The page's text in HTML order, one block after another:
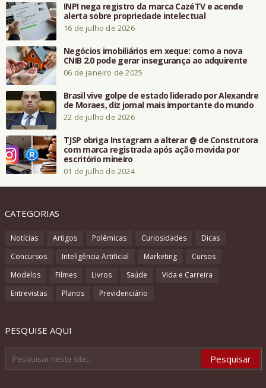
INPI nega registro da marca CazéTV e acende
alerta sobre propriedade intelectual
16 de julho de 2026
Negócios imobiliários em xeque: como a nova
CNIB 2.0 pode gerar insegurança ao adquirente
06 de janeiro de 2025
Brasil vive golpe de estado liderado por Alexandre
de Moraes, diz jornal mais importante do mundo
22 de julho de 2026
TJSP obriga Instagram a alterar @ de Construtora
com marca registrada após ação movida por
escritório mineiro
01 de julho de 2024
CATEGORIAS
Notícias Artigos Polêmicas Curiosidades
Dicas
Concursos
Inteligência Artificial Marketing
Cursos
Modelos
Filmes Livros Saúde
Vida e Carreira
Entrevistas
Planos Previdenciário
PESQUISE AQUI